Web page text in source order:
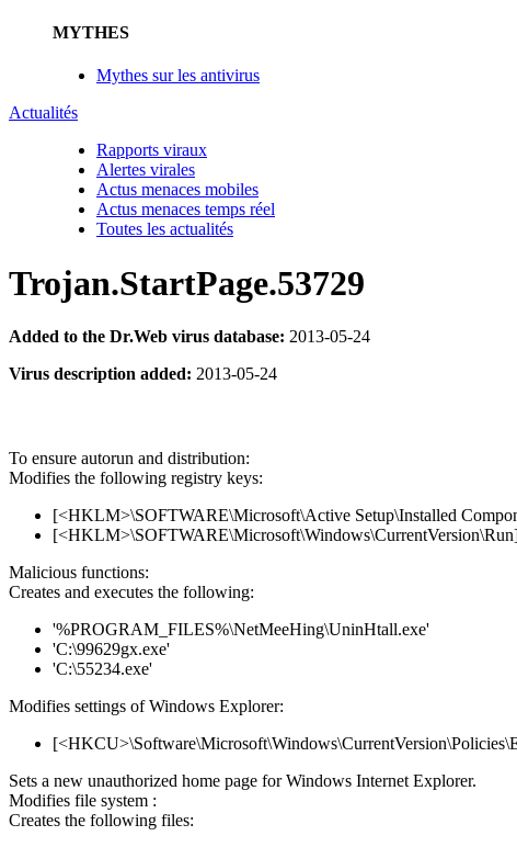
MYTHES
Mythes sur les antivirus
Actualités
Rapports viraux
Alertes virales
Actus menaces mobiles
Actus menaces temps réel
Toutes les actualités
Trojan.StartPage.53729
Added to the Dr.Web virus database: 2013-05-24
Virus description added: 2013-05-24
To ensure autorun and distribution:
Modifies the following registry keys:
[<HKLM>\SOFTWARE\Microsoft\Active Setup\Installed
Malicious functions:
Creates and executes the following:
'%PROGRAM_FILES%\NetMeeHing\UninHtall.exe'
'C:\99629gx.exe'
'C:\55234.exe'
Modifies settings of Windows Explorer:
Sets a new unauthorized home page for Windows Internet Explorer.
Modifies file system :
Creates the following files: